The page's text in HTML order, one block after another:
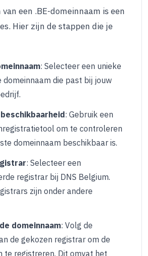
een .BE-domeinnaam is een
Hier zijn de stappen die je
: Selecteer een unieke
domeinnaam die past bij jouw
: Gebruik een
om te controleren
domeinnaam beschikbaar is.
: Selecteer een
registrar bij DNS Belgium.
zijn onder andere
domeinnaam: Volg de
de gekozen registrar om de
te registreren. Dit omvat het